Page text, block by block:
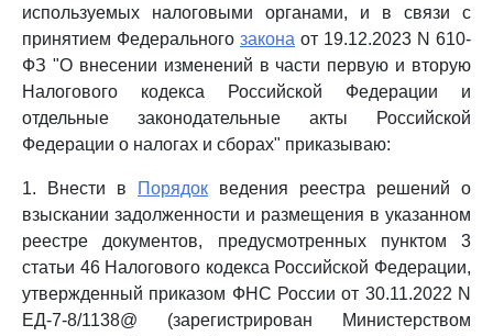
используемых налоговыми органами, и в связи с
принятием Федерального закона от 19.12.2023 N 610-
ФЗ "О внесении изменений в части первую и вторую
Налогового кодекса Российской Федерации и
отдельные законодательные акты Российской
Федерации о налогах и сборах" приказываю:
1. Внести в Порядок ведения реестра решений о
взыскании задолженности и размещения в указанном
реестре документов, предусмотренных пунктом 3
статьи 46 Налогового кодекса Российской Федерации,
утвержденный приказом ФНС России от 30.11.2022 N
ЕД-7-8/1138@ (зарегистрирован Министерством